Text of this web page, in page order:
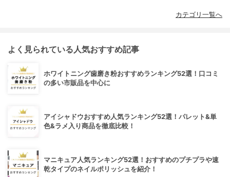
カテゴリ一覧へ
よく見られている人気おすすめ記事
ホワイトニング歯磨き粉おすすめランキング52選！口コミ
の多い市販品を中心に
アイシャドウおすすめ人気ランキング52選！パレット&単
色&ラメ入り商品を徹底比較！
マニキュア人気ランキング52選！おすすめのプチプラや速
乾タイプのネイルポリッシュを紹介！